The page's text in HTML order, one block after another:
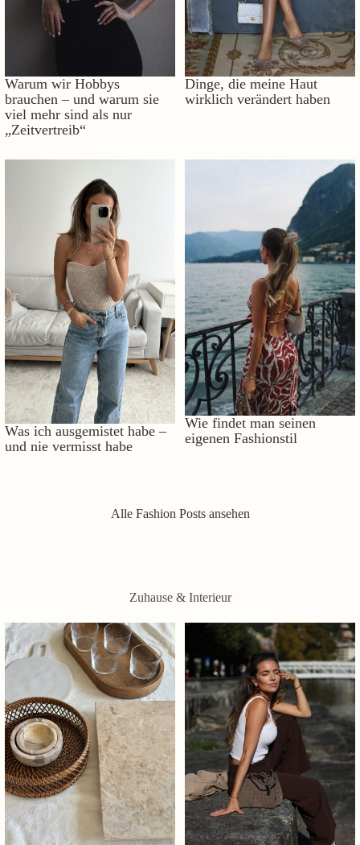
Warum wir Hobbys
brauchen – und warum sie
viel mehr sind als nur
„Zeitvertreib“
Dinge, die meine Haut
wirklich verändert haben
Was ich ausgemistet habe –
und nie vermisst habe
Wie findet man seinen
eigenen Fashionstil
Alle Fashion Posts ansehen
Zuhause & Interieur